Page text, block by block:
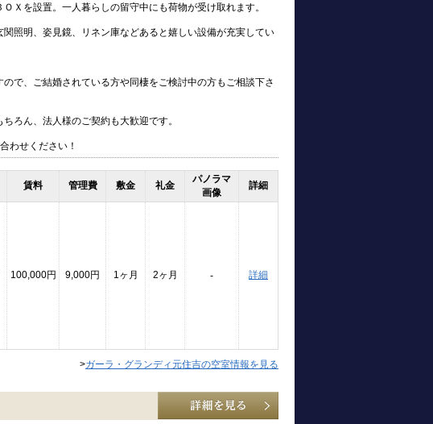
ＯＸを設置。一人暮らしの留守中にも荷物が受け取れます。
照明、姿見鏡、リネン庫などあると嬉しい設備が充実してい
で、ご結婚されている方や同棲をご検討中の方もご相談下さ
ろん、法人様のご契約も大歓迎です。
わせください！
賃料 管理費 敷金 礼金
パノラマ
画像
詳細
100,000円 9,000円 1ヶ月 2ヶ月 - 詳細
>ガーラ・グランディ元住吉の空室情報を見る